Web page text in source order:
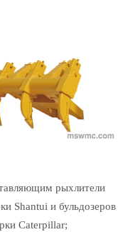
рыхлители
Shantui и бульдозеров
Caterpillar;